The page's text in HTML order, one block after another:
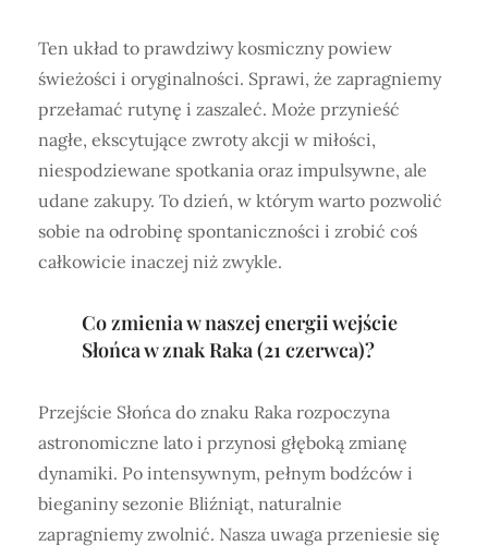
Ten układ to prawdziwy kosmiczny powiew
świeżości i oryginalności. Sprawi, że zapragniemy
przełamać rutynę i zaszaleć. Może przynieść
nagłe, ekscytujące zwroty akcji w miłości,
niespodziewane spotkania oraz impulsywne, ale
udane zakupy. To dzień, w którym warto pozwolić
sobie na odrobinę spontaniczności i zrobić coś
całkowicie inaczej niż zwykle.
Co zmienia w naszej energii wejście
Słońca w znak Raka (21 czerwca)?
Przejście Słońca do znaku Raka rozpoczyna
astronomiczne lato i przynosi głęboką zmianę
dynamiki. Po intensywnym, pełnym bodźców i
bieganiny sezonie Bliźniąt, naturalnie
zapragniemy zwolnić. Nasza uwaga przeniesie się